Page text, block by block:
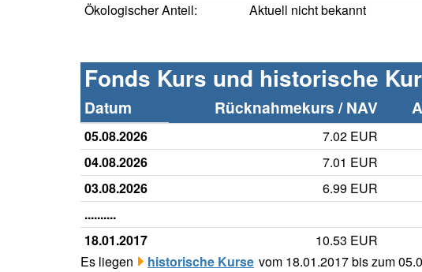
Ökologischer Anteil:
Aktuell nicht bekannt
Fonds Kurs und historische
Datum Rücknahmekurs / NAV
05.08.2026
7.02 EUR
04.08.2026
7.01 EUR
03.08.2026
6.99 EUR
..........
18.01.2017
10.53 EUR
Es liegen
historische Kurse vom 18.01.2017 bis zum